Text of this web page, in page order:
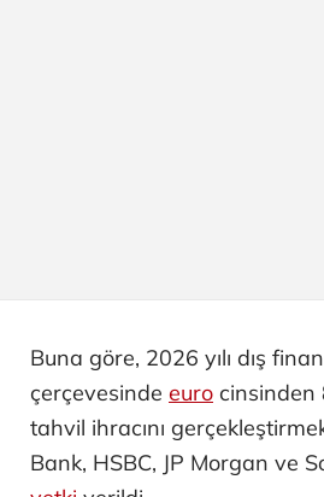
Buna göre, 2026 yılı dış
çerçevesinde euro cinsinden
tahvil ihracını
Bank, HSBC, JP Morgan ve